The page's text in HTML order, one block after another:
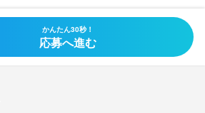
かんたん30秒！
応募へ進む